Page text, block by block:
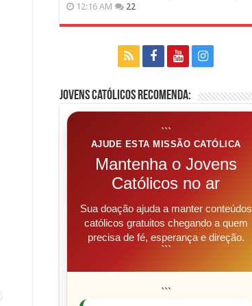
12:16 AM 22
Jovens Católicos Recomenda:
```
AJUDE ESTA MISSÃO CATÓLICA
Mantenha o Jovens
Católicos no ar
Sua doação ajuda a manter conteúdos
católicos gratuitos chegando a quem
precisa de fé, esperança e direção.
```
```